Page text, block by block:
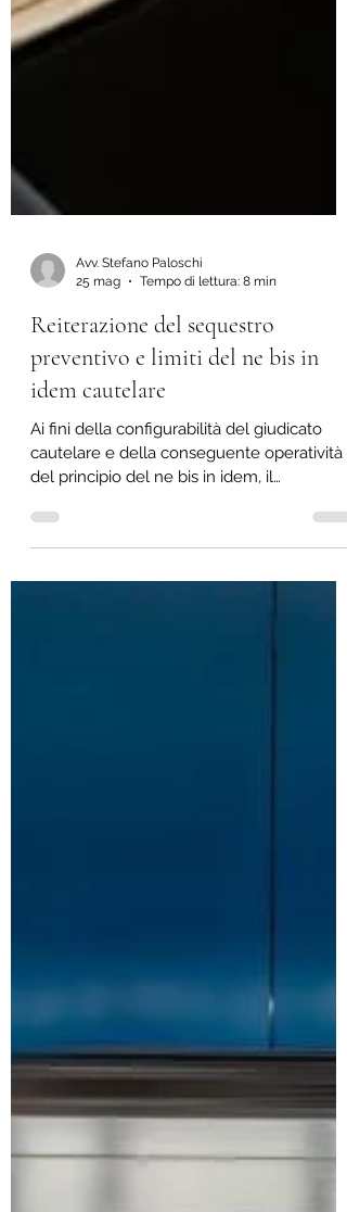
25 mag
Tempo di lettura: 8 min
Reiterazione del sequestro
preventivo e limiti del ne bis in
idem cautelare
Ai fini della configurabilità del giudicato
del principio del ne bis in idem, il
dissequestro di un bene precedentemente